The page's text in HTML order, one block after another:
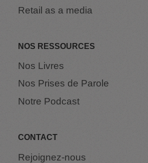
Retail as a media
NOS RESSOURCES
Nos Livres
Nos Prises de Parole
Notre Podcast
CONTACT
Rejoignez-nous